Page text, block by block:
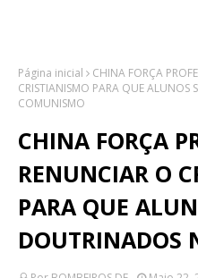
Página inicial
CHINA FORÇA
CRISTIANISMO PARA QUE ALUNOS
COMUNISMO
CHINA FORÇA
RENUNCIAR O
PARA QUE
DOUTRINADOS